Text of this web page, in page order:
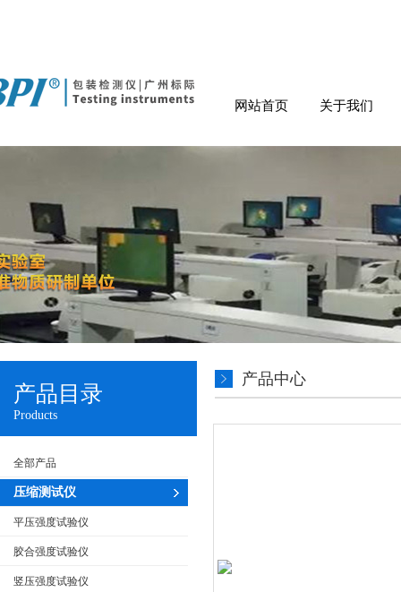
网站首页 关于我们
产品目录
Products
全部产品
压缩测试仪
平压强度试验仪
胶合强度试验仪
竖压强度试验仪
产品中心